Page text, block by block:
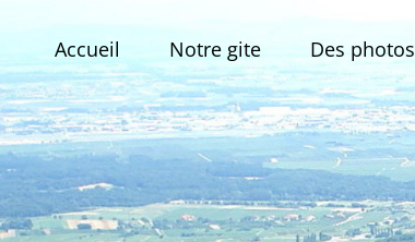
content
Accueil Notre gite Des photos